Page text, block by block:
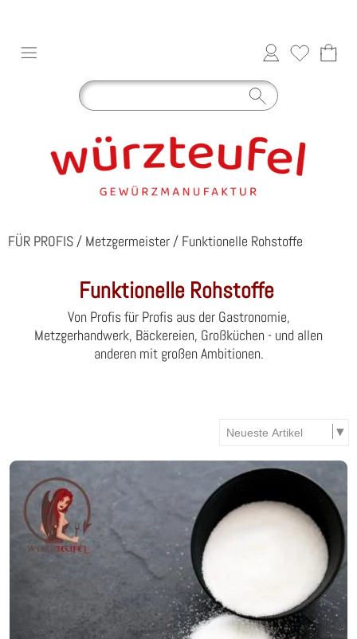
FÜR PROFIS / Metzgermeister / Funktionelle Rohstoffe
Funktionelle Rohstoffe
Von Profis für Profis aus der Gastronomie,
Metzgerhandwerk, Bäckereien, Großküchen - und allen
anderen mit großen Ambitionen.